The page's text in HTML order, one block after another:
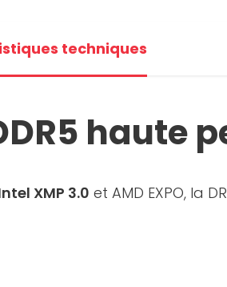
techniques
haute
XMP 3.0 et AMD EXPO, la